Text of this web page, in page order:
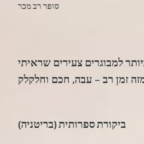
סופר רב מכר
למבוגרים צעירים שראיתי
ביקורת ספרותית (בריטניה)